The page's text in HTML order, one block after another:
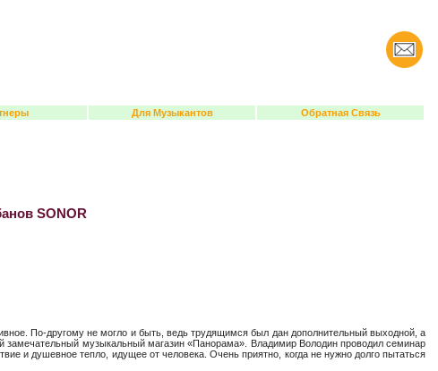
Для Музыкантов Обратная Связь
SONOR
По-другому не могло и быть, ведь трудящимся был дан дополнительный выходной, а
замечательный музыкальный магазин «Панорама». Владимир Володин проводил семинар
и душевное тепло, идущее от человека. Очень приятно, когда не нужно долго пытаться